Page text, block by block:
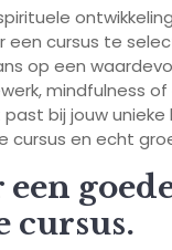
een cursus te
op een
mindfulness
bij jouw
en echt
cursus.